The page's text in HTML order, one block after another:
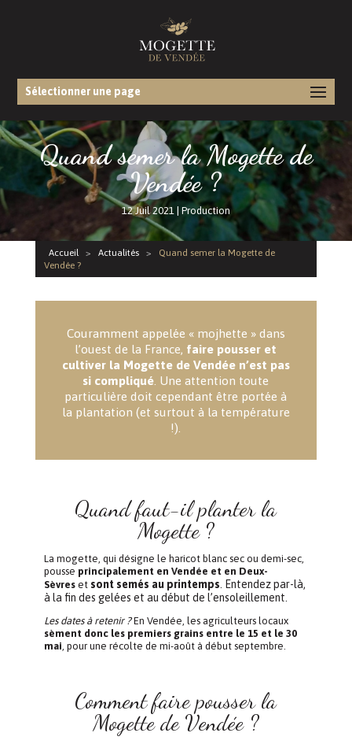
Sélectionner une page
Quand semer la Mogette de
Vendée ?
12 Juil 2021| Production
Accueil > Actualités >
Quand semer la Mogette de
Vendée ?
Couramment appelée « mojhette » dans
l’ouest de la France, faire pousser et
cultiver la Mogette de Vendée n’est pas
si compliqué . Une attention toute
particulière doit cependant être portée à
la plantation (et surtout à la température
!).
Quand faut-il planter la
Mogette ?
La mogette, qui désigne le haricot blanc sec ou demi-sec,
pousse principalement en Vendée et en Deux-
Sèvres et sont semés au printemps . Entendez par-là,
à la fin des gelées et au début de l’ensoleillement.
Les dates à retenir ?En Vendée, les agriculteurs locaux
sèment donc les premiers grains entre le 15 et le 30
mai , pour une récolte de mi-août à début septembre.
Comment faire pousser la
Mogette de Vendée ?